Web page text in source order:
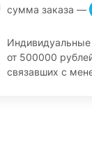
сумма заказа —
Индивидуальные
от 500000
связавших с